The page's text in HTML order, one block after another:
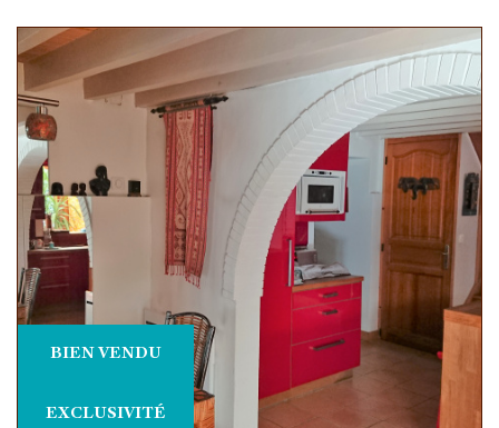
5KM 10KM 25KM
RECHERCHER
+ de critéres +
BIEN VENDU
EXCLUSIVITÉ